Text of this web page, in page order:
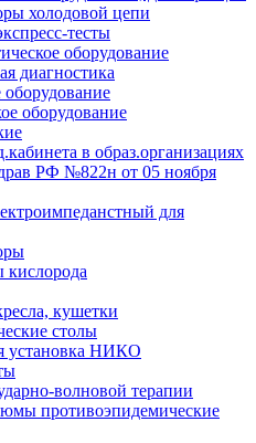
холодовой цепи
тесты
оборудование
диагностика
оборудование
в образ.организациях
РФ №822н от 05 ноября
для
кислорода
кушетки
столы
установка НИКО
волновой терапии
противоэпидемические